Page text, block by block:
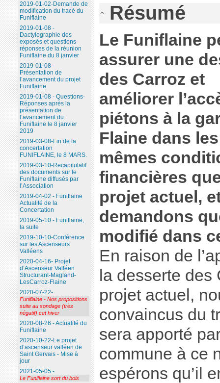
Résumé
Le Funiflaine
assurer une
des Carroz et
améliorer
piétons à la
Flaine dans les
mêmes
financières
projet actuel,
demandons
modifié dans
En raison de
la desserte
projet actuel,
convaincus du
sera apporté
commune à ce
espérons qu’il
2019-01-02-Demande de
modification du tracé du
Funiflaine
2019-01-08 -
Dactylographie des
exposés et questions-
réponses de la réunion
Funiflaine du 8 janvier
2019-01-08 -
Présentation de
l’avancement du projet
Funiflaine
2019-01-08 - Questions-
Réponses après la
présentation de
l’avancement du
Funiflaine le 8 janvier
2019
2019-03-08-Fin de la
concertation
FUNIFLAINE, le 8 MARS.
2019-03-10-Recapitulatif
des documents sur le
Funiflaine diffusés par
l’Association
2019-04-02 - Funiflaine
Actualité de la
Concertation
2019-05-10 - Funiflaine,
la suite
2019-10-10-Conférence
sur les Ascenseurs
Valléens
2020-04-16- Projet
d’Ascenseur Valléen
Structurant-Magland-
LesCarroz-Flaine
2020-07-22-
Funiflaine - Nos propositions
suite au sondage (très
négatif) cet hiver
2020-08-26 - Actualité du
Funiflaine
2020-10-22-Le projet
d’ascenseur valléen de
Saint Gervais - Mise à
jour
2021-05-05 -
Le Funiflaine sort du bois